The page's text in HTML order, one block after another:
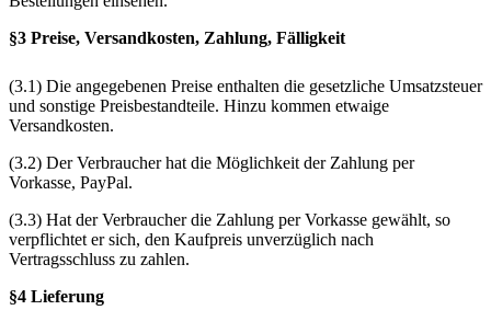
§3 Preise, Versandkosten, Zahlung, Fälligkeit
(3.1) Die angegebenen Preise enthalten die gesetzliche Umsatzsteuer
und sonstige Preisbestandteile. Hinzu kommen etwaige
Versandkosten.
(3.2) Der Verbraucher hat die Möglichkeit der Zahlung per
Vorkasse, PayPal.
(3.3) Hat der Verbraucher die Zahlung per Vorkasse gewählt, so
verpflichtet er sich, den Kaufpreis unverzüglich nach
Vertragsschluss zu zahlen.
§4 Lieferung